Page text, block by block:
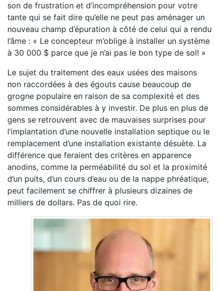
son de frustration et d’incompréhension pour votre
tante qui se fait dire qu’elle ne peut pas aménager un
nouveau champ d’épuration à côté de celui qui a rendu
l’âme : « Le concepteur m’oblige à installer un système
à 30 000 $ parce que je n’ai pas le bon type de sol! »
Le sujet du traitement des eaux usées des maisons
non raccordées à des égouts cause beaucoup de
grogne populaire en raison de sa complexité et des
sommes considérables à y investir. De plus en plus de
gens se retrouvent avec de mauvaises surprises pour
l’implantation d’une nouvelle installation septique ou le
remplacement d’une installation existante désuète. La
différence que feraient des critères en apparence
anodins, comme la perméabilité du sol et la proximité
d’un puits, d’un cours d’eau ou de la nappe phréatique,
peut facilement se chiffrer à plusieurs dizaines de
milliers de dollars. Pas de quoi rire.